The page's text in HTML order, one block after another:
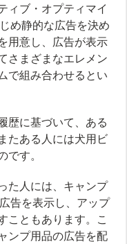
ィブ・オプティマイ
め静的な広告を決め
用意し、広告が表示
さまざまなエレメン
で組み合わせるとい
歴に基づいて、ある
たある人には犬用ビ
す。
た人には、キャンプ
告を表示し、アップ
こともあります。こ
ンプ用品の広告を配